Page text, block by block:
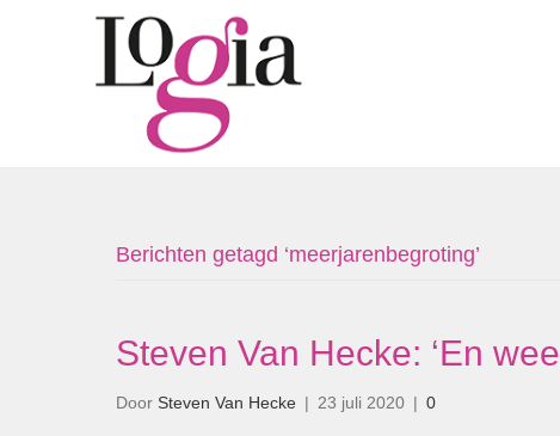
Berichten getagd ‘meerjarenbegroting’
Steven Van Hecke: ‘En
Door Steven Van Hecke | 23 juli 2020 | 0